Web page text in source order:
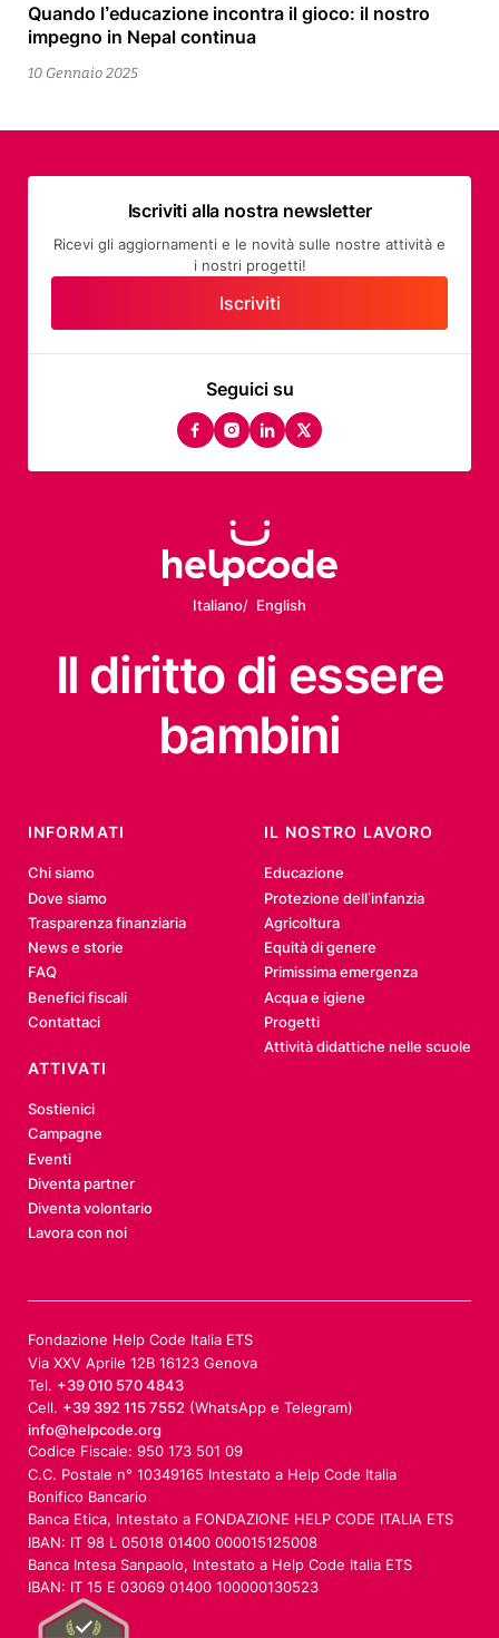
Quando l’educazione incontra il gioco: il nostro
impegno in Nepal continua
10 Gennaio 2025
20
Gennaio
2025
Seguici su
facebook
instagram
linkedin
twitter
Iscriviti alla nostra newsletter
Ricevi gli aggiornamenti e le novità sulle nostre attività e
i nostri progetti!
Iscriviti
Italiano English
Il diritto di essere
bambini
INFORMATI
Chi siamo
Dove siamo
Trasparenza finanziaria
News e storie
FAQ
Benefici fiscali
Contattaci
IL NOSTRO LAVORO
Educazione
Protezione dell’infanzia
Agricoltura
Equità di genere
Primissima emergenza
Acqua e igiene
Progetti
Attività didattiche nelle scuole
ATTIVATI
Sostienici
Campagne
Eventi
Diventa partner
Diventa volontario
Lavora con noi
Fondazione Help Code Italia ETS
Via XXV Aprile 12B 16123 Genova
Tel. +39 010 570 4843
Cell. +39 392 115 7552 (WhatsApp e Telegram)
info@helpcode.org
Codice Fiscale: 950 173 501 09
C.C. Postale n° 10349165 Intestato a Help Code Italia
Bonifico Bancario
Banca Etica, Intestato a FONDAZIONE HELP CODE ITALIA ETS
IBAN: IT 98 L 05018 01400 000015125008
Banca Intesa Sanpaolo, Intestato a Help Code Italia ETS
IBAN: IT 15 E 03069 01400 100000130523